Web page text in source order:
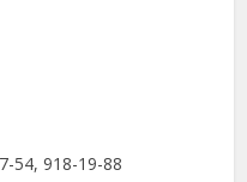
54, 918-19-88